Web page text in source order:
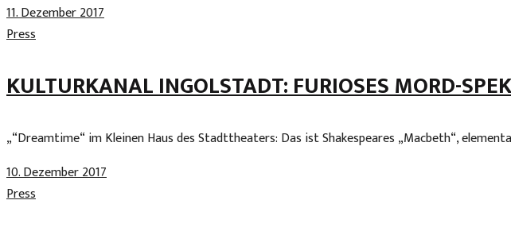
11. Dezember 2017
Press
KULTURKANAL INGOLSTADT: FURIOSES MORD-
„“Dreamtime“ im Kleinen Haus des Stadttheaters: Das ist Shakespeares „Macbeth“,
10. Dezember 2017
Press